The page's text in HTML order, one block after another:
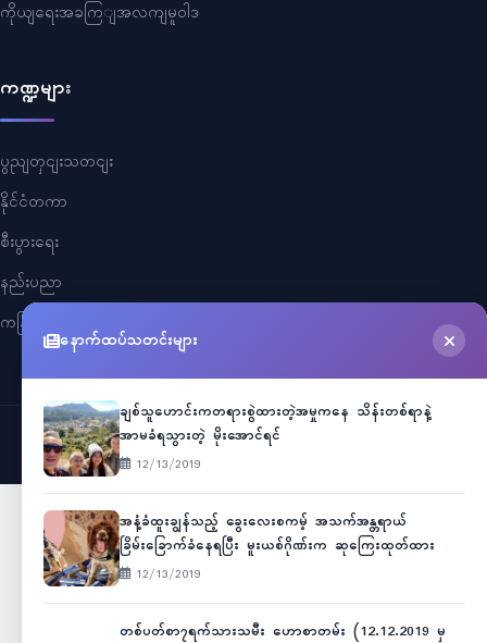
ကိုယျရေးအခကြျအလကျမူဝါဒ
ကဏ္ဍများ
ပွညျတှငျးသတငျး
နိုင်ငံတကာ
စီးပွားရေး
နည်းပညာ
ကနြျးမာရေး
©2026Myanmar Cele News. All Rights Reserved.
နောက်ထပ်သတင်းများ
ချစ်သူဟောင်းကတရားစွဲထားတဲ့အမှုကနေ သိန်းတစ်ရာနဲ့
အာမခံရသွားတဲ့ မိုးအောင်ရင်
12/13/2019
အနံ့ခံထူးချွန်သည့် ခွေးလေးစကမ့် အသက်အန္တရာယ်
ခြိမ်းခြောက်ခံနေရပြီး မူးယစ်ဂိုဏ်းက ဆုကြေးထုတ်ထား
12/13/2019
တစ်ပတ်စာ၇ရက်သားသမီး ဟောစာတမ်း (12.12.2019 မှ